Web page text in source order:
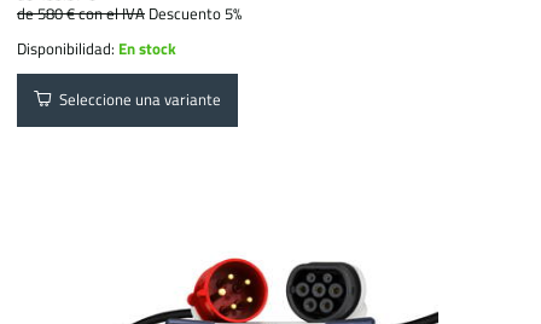
de 580 €con el IVA Descuento 5%
Disponibilidad: En stock
Seleccione una variante